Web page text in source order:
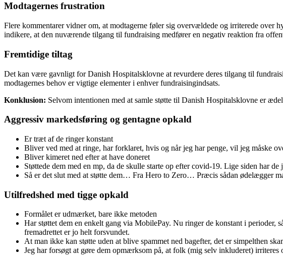
Modtagernes frustration
Flere kommentarer vidner om, at modtagerne føler sig overvældede og irriterede over
indikere, at den nuværende tilgang til fundraising medfører en negativ reaktion fra
Fremtidige tiltag
Det kan være gavnligt for Danish Hospitalsklovne at revurdere deres tilgang til
modtagernes behov er vigtige elementer i enhver fundraisingindsats.
Konklusion: Selvom intentionen med at samle støtte til Danish Hospitalsklovne er
Aggressiv markedsføring og gentagne opkald
Er træt af de ringer konstant
Bliver ved med at ringe, har forklaret, hvis og når jeg har penge, vil jeg måske
Bliver kimeret ned efter at have doneret
Støttede dem med en mp, da de skulle starte op efter covid-19. Lige siden har
Så er det slut med at støtte dem… Fra Hero to Zero… Præcis sådan ødelægger
Utilfredshed med tigge opkald
Formålet er udmærket, bare ikke metoden
Har støttet dem en enkelt gang via MobilePay. Nu ringer de konstant i perioder,
fremadrettet er jo helt forsvundet.
At man ikke kan støtte uden at blive spammet ned bagefter, det er simpelthen
Jeg har forsøgt at gøre dem opmærksom på, at folk (mig selv inkluderet)